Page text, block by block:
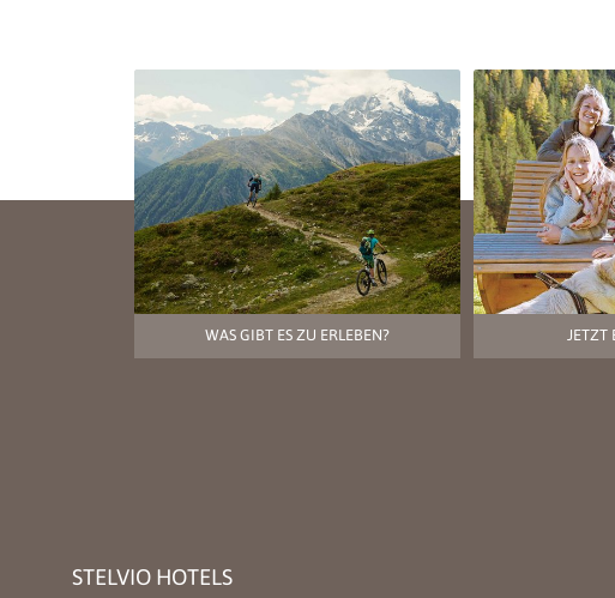
WAS GIBT ES ZU ERLEBEN? JETZT
STELVIO HOTELS